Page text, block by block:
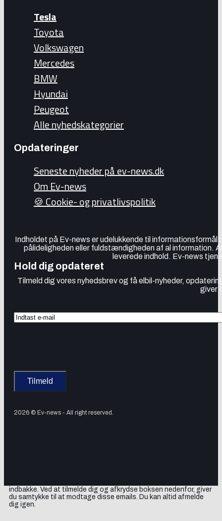
Tesla
Toyota
Volkswagen
Mercedes
BMW
Hyundai
Peugeot
Alle nyhedskategorier
Opdateringer
Seneste nyheder på ev-news.dk
Om Ev-news
🍪 Cookie- og privatlivspolitik
Indholdet på Ev-news er udelukkende til
pålideligheden eller fuldstændigheden af al information.
leverede indhold. Ev-news
Hold dig opdateret
Tilmeld dig vores nyhedsbrev og få elbil-nyheder,
giver
2026 © Ev-news - All right reserved.
indbakke. Ved at tilmelde dig og afkrydse boksen nedenfor, giver
du samtykke til at modtage disse emails. Du kan altid afmelde
dig igen.